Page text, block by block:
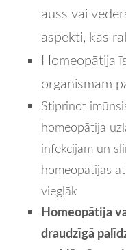
auss vai
aspekti, kas
Homeopātija
organismam
Stiprinot
homeopātija
infekcijām un
homeopātijas
vieglāk
Homeopātija
draudzīgā